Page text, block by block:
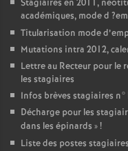
Stagiaires en 2011,
académiques, mode d
Titularisation mode
Mutations intra 2012,
Lettre au Recteur pour le
les stagiaires
Infos brèves stagiaires
Décharge pour les
dans les épinards »!
Liste des postes